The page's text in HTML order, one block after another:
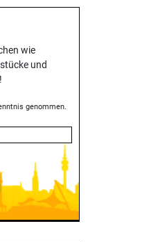
wie
und
genommen.